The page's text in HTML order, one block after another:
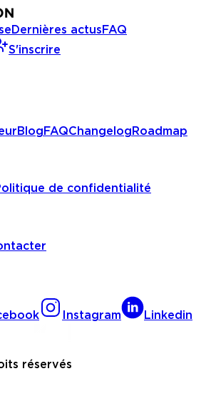
Dernières actusFAQ
S'inscrire
BlogFAQChangelogRoadmap
de confidentialité
Instagram Linkedin
réservés